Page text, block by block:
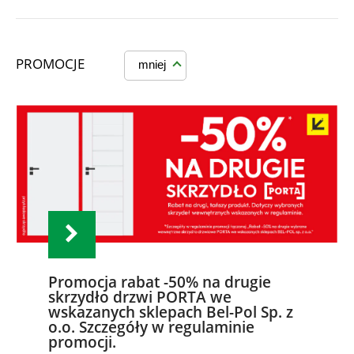
PROMOCJE mniej
Promocja rabat -50% na drugie
skrzydło drzwi PORTA we
wskazanych sklepach Bel-Pol Sp. z
o.o. Szczegóły w regulaminie
promocji.